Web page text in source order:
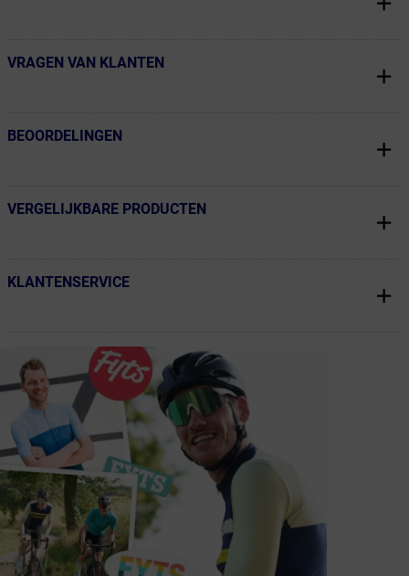
← Terug naar productnavigatie
VRAGEN VAN KLANTEN
← Terug naar productnavigatie
BEOORDELINGEN
← Terug naar productnavigatie
VERGELIJKBARE PRODUCTEN
← Terug naar productnavigatie
KLANTENSERVICE